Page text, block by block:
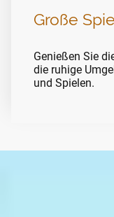
Große
Genießen Sie
die ruhige
und Spielen.